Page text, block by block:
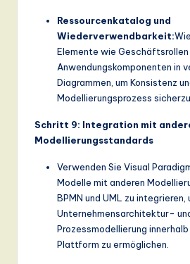
Ressourcenkatalog und
Wiederverwendbarkeit:
Elemente wie Geschäftsrollen
Anwendungskomponenten in
Diagrammen, um Konsistenz
Modellierungsprozess
Schritt 9: Integration mit
Modellierungsstandards
Verwenden Sie Visual
Modelle mit anderen
BPMN und UML zu
Unternehmensarchitektur-
Prozessmodellierung
Plattform zu ermöglichen.